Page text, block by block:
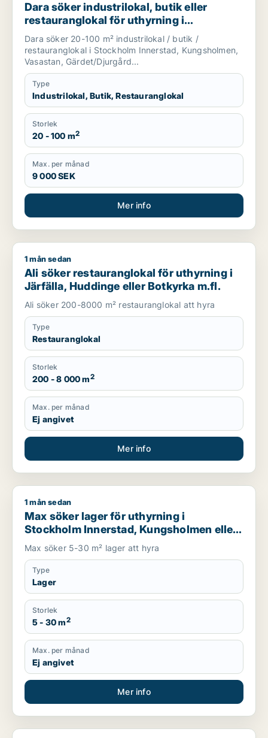
Dara söker industrilokal, butik eller
restauranglokal för uthyrning i
Stockholm Innerstad, Kungsholmen eller
Vasastan m.fl.
Dara söker 20-100 m² industrilokal / butik /
restauranglokal i Stockholm Innerstad, Kungsholmen,
Vasastan, Gärdet/Djurgård...
Type
Industrilokal, Butik, Restauranglokal
Storlek
20 - 100 m2
Max. per månad
9 000 SEK
Mer info
Ali söker restauranglokal för uthyrning i Järfälla, Huddinge
1 mån sedan
Ali söker restauranglokal för uthyrning i
Järfälla, Huddinge eller Botkyrka m.fl.
Ali söker 200-8000 m² restauranglokal att hyra
Type
Restauranglokal
Storlek
200 - 8 000 m2
Max. per månad
Ej angivet
Mer info
Max söker lager för uthyrning i Stockholm Innerstad,
1 mån sedan
Max söker lager för uthyrning i
Stockholm Innerstad, Kungsholmen eller
Vasastan m.fl.
Max söker 5-30 m² lager att hyra
Type
Lager
Storlek
5 - 30 m2
Max. per månad
Ej angivet
Mer info